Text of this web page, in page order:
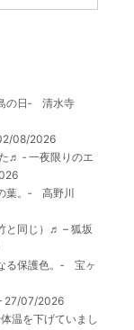
の日‐ 清水寺
08/2026
♬ ‐ 一夜限りのエ
葉。‐ 高野川
と同じ）♬ – 狐坂
る保護色。‐ 宝ヶ
27/07/2026
温を下げていまし